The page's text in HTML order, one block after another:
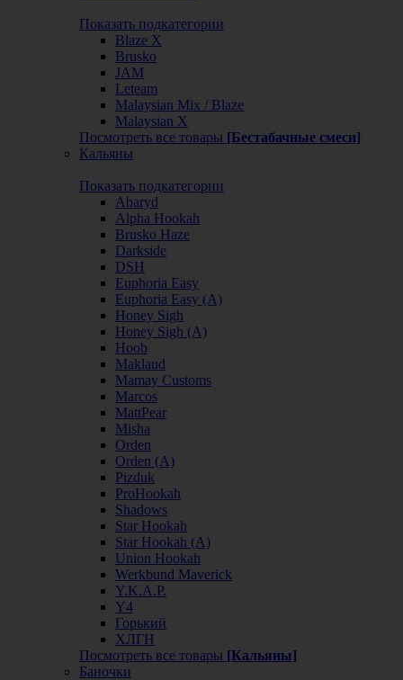
Показать подкатегории
Blaze X
Brusko
JAM
Leteam
Malaysian Mix / Blaze
Malaysian X
Посмотреть все товары [Бестабачные смеси]
Кальяны
Показать подкатегории
Abaryd
Alpha Hookah
Brusko Haze
Darkside
DSH
Euphoria Easy
Euphoria Easy (А)
Honey Sigh
Honey Sigh (А)
Hoob
Maklaud
Mamay Customs
Marcos
MattPear
Misha
Orden
Orden (А)
Pizduk
ProHookah
Shadows
Star Hookah
Star Hookah (А)
Union Hookah
Werkbund Maverick
Y.K.A.P.
Y4
Горький
ХЛГН
Посмотреть все товары [Кальяны]
Баночки